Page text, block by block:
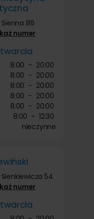
86
numer
8:00 - 20:00
8:00 - 20:00
8:00 - 20:00
8:00 - 20:00
8:00 - 20:00
8:00 - 12:30
nieczynne
54
numer